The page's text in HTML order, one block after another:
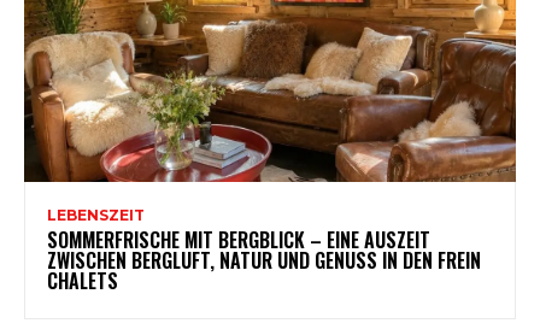
LEBENSZEIT
SOMMERFRISCHE MIT BERGBLICK – EINE AUSZEIT
ZWISCHEN BERGLUFT, NATUR UND GENUSS IN DEN FREIN
CHALETS